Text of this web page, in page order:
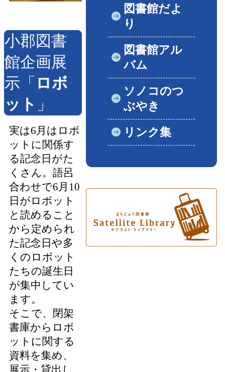
小郡図書
館企画展
示「 ロボ
ット 」
実は6月はロボ
ットに関係す
る記念日がた
くさん。語呂
合わせで6月10
日がロボット
と読めること
から定められ
た記念日や多
くのロボット
たちの誕生日
が集中してい
ます。
そこで、閉架
書庫からロボ
ットに関する
資料を集め、
展示・貸出し
図書館だよ
り
図書館アル
バム
ソノコのつ
ぶやき
リンク集